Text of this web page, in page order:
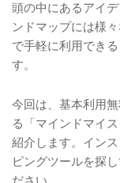
頭の中にあるアイ
ンドマップには様
で手軽に利用でき
す。
今回は、基本利用
る「マインドマイ
紹介します。イン
ピングツールを探